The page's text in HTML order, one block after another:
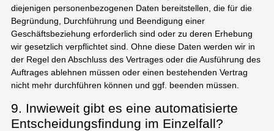
diejenigen personenbezogenen Daten bereitstellen, die für die
Begründung, Durchführung und Beendigung einer
Geschäftsbeziehung erforderlich sind oder zu deren Erhebung
wir gesetzlich verpflichtet sind. Ohne diese Daten werden wir in
der Regel den Abschluss des Vertrages oder die Ausführung des
Auftrages ablehnen müssen oder einen bestehenden Vertrag
nicht mehr durchführen können und ggf. beenden müssen.
9. Inwieweit gibt es eine automatisierte
Entscheidungsfindung im Einzelfall?